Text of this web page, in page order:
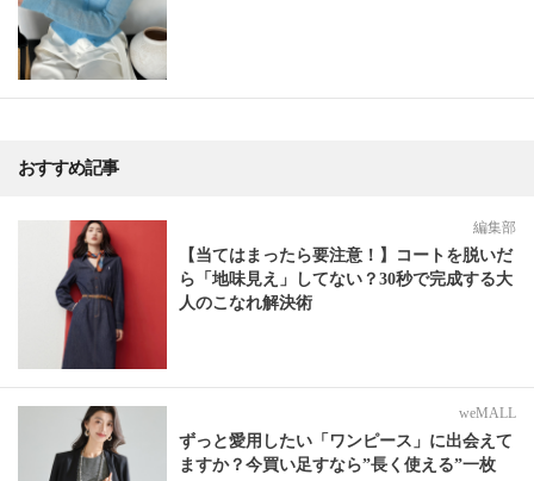
おすすめ記事
編集部
【当てはまったら要注意！】コートを脱いだ
ら「地味見え」してない？30秒で完成する大
人のこなれ解決術
weMALL
ずっと愛用したい「ワンピース」に出会えて
ますか？今買い足すなら”長く使える”一枚